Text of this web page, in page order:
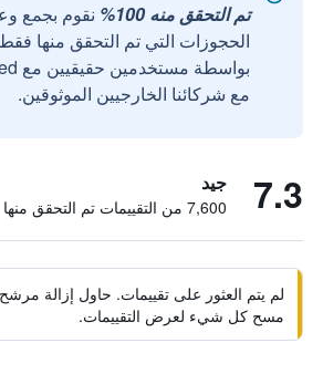
تم التحقق منه 100%
نقوم بجمع
الحجوزات التي تم التحقق منها
مع شركائنا الخارجيين الموثوقين.
7.3 جيد
7,600 من التقييمات تم التحقق منها
لم يتم العثور على تقييمات. حاول إزالة
مسح كل شيء لعرض التقييمات.